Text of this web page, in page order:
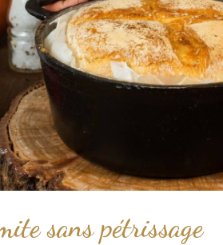
sans pétrissage